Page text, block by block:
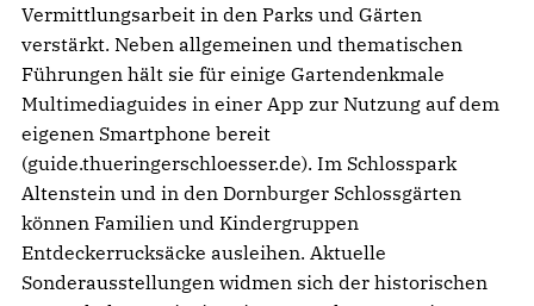
Vermittlungsarbeit in den Parks und Gärten
verstärkt. Neben allgemeinen und thematischen
Führungen hält sie für einige Gartendenkmale
Multimediaguides in einer App zur Nutzung auf dem
eigenen Smartphone bereit
(guide.thueringerschloesser.de). Im Schlosspark
Altenstein und in den Dornburger Schlossgärten
können Familien und Kindergruppen
Entdeckerrucksäcke ausleihen. Aktuelle
Sonderausstellungen widmen sich der historischen